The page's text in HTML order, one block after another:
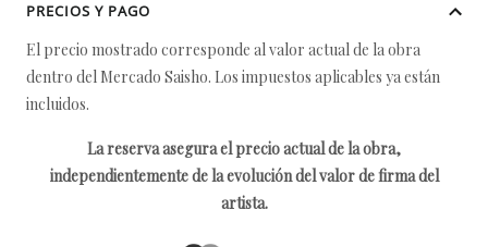
PRECIOS Y PAGO
El precio mostrado corresponde al valor actual de la obra
dentro del Mercado Saisho. Los impuestos aplicables ya están
incluidos.
La reserva asegura el precio actual de la obra,
independientemente de la evolución del valor de firma del
artista.